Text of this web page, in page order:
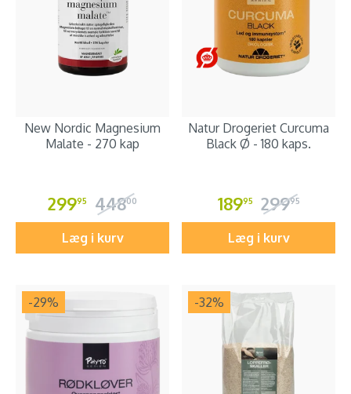
New Nordic Magnesium
Malate - 270 kap
29995 44800
Læg i kurv
Natur Drogeriet Curcuma
Black Ø - 180 kaps.
18995 29995
Læg i kurv
-29% -32%